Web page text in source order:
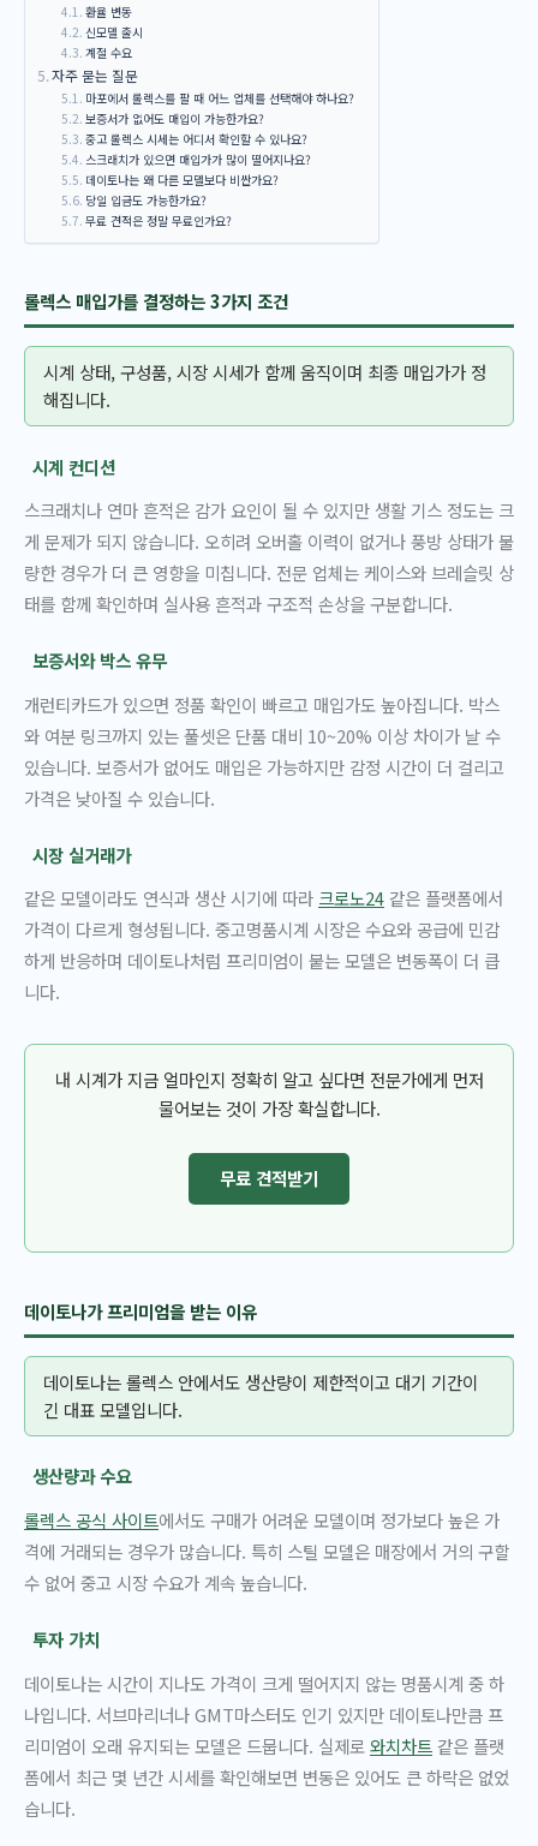
환율 변동
신모델 출시
계절 수요
자주 묻는 질문
마포에서 롤렉스를 팔 때 어느 업체를 선택해야 하나요?
보증서가 없어도 매입이 가능한가요?
중고 롤렉스 시세는 어디서 확인할 수 있나요?
스크래치가 있으면 매입가가 많이 떨어지나요?
데이토나는 왜 다른 모델보다 비싼가요?
당일 입금도 가능한가요?
무료 견적은 정말 무료인가요?
롤렉스 매입가를 결정하는 3가지 조건
시계 상태, 구성품, 시장 시세가 함께 움직이며 최종 매입가가 정
해집니다.
시계 컨디션
스크래치나 연마 흔적은 감가 요인이 될 수 있지만 생활 기스 정도는 크
게 문제가 되지 않습니다. 오히려 오버홀 이력이 없거나 풍방 상태가 불
량한 경우가 더 큰 영향을 미칩니다. 전문 업체는 케이스와 브레슬릿 상
태를 함께 확인하며 실사용 흔적과 구조적 손상을 구분합니다.
보증서와 박스 유무
개런티카드가 있으면 정품 확인이 빠르고 매입가도 높아집니다. 박스
와 여분 링크까지 있는 풀셋은 단품 대비 10~20% 이상 차이가 날 수
있습니다. 보증서가 없어도 매입은 가능하지만 감정 시간이 더 걸리고
가격은 낮아질 수 있습니다.
시장 실거래가
같은 모델이라도 연식과 생산 시기에 따라 크로노24 같은 플랫폼에서
가격이 다르게 형성됩니다. 중고명품시계 시장은 수요와 공급에 민감
하게 반응하며 데이토나처럼 프리미엄이 붙는 모델은 변동폭이 더 큽
니다.
내 시계가 지금 얼마인지 정확히 알고 싶다면 전문가에게 먼저
물어보는 것이 가장 확실합니다.
무료 견적받기
데이토나가 프리미엄을 받는 이유
데이토나는 롤렉스 안에서도 생산량이 제한적이고 대기 기간이
긴 대표 모델입니다.
생산량과 수요
롤렉스 공식 사이트에서도 구매가 어려운 모델이며 정가보다 높은 가
격에 거래되는 경우가 많습니다. 특히 스틸 모델은 매장에서 거의 구할
수 없어 중고 시장 수요가 계속 높습니다.
투자 가치
데이토나는 시간이 지나도 가격이 크게 떨어지지 않는 명품시계 중 하
나입니다. 서브마리너나 GMT마스터도 인기 있지만 데이토나만큼 프
리미엄이 오래 유지되는 모델은 드뭅니다. 실제로와치차트 같은 플랫
폼에서 최근 몇 년간 시세를 확인해보면 변동은 있어도 큰 하락은 없었
습니다.